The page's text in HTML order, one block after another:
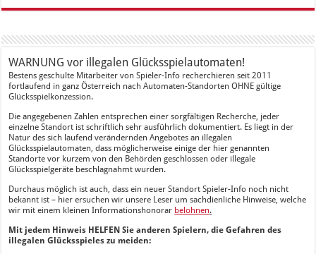
WARNUNG vor illegalen Glücksspielautomaten!
Bestens geschulte Mitarbeiter von Spieler-Info recherchieren seit 2011
fortlaufend in ganz Österreich nach Automaten-Standorten OHNE gültige
Glücksspielkonzession.
Die angegebenen Zahlen entsprechen einer sorgfältigen Recherche, jeder
einzelne Standort ist schriftlich sehr ausführlich dokumentiert. Es liegt in der
Natur des sich laufend verändernden Angebotes an illegalen
Glücksspielautomaten, dass möglicherweise einige der hier genannten
Standorte vor kurzem von den Behörden geschlossen oder illegale
Glücksspielgeräte beschlagnahmt wurden.
Durchaus möglich ist auch, dass ein neuer Standort Spieler-Info noch nicht
bekannt ist – hier ersuchen wir unsere Leser um sachdienliche Hinweise, welche
wir mit einem kleinen Informationshonorar belohnen.
Mit jedem Hinweis HELFEN Sie anderen Spielern, die Gefahren des
illegalen Glücksspieles zu meiden: